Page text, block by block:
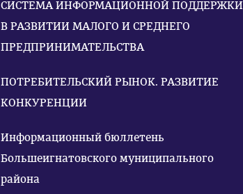
СИСТЕМА ИНФОРМАЦИОННОЙ ПОДДЕРЖКИ
В РАЗВИТИИ МАЛОГО И СРЕДНЕГО
ПРЕДПРИНИМАТЕЛЬСТВА
ПОТРЕБИТЕЛЬСКИЙ РЫНОК. РАЗВИТИЕ
КОНКУРЕНЦИИ
Информационный бюллетень
Большеигнатовского муниципального
района